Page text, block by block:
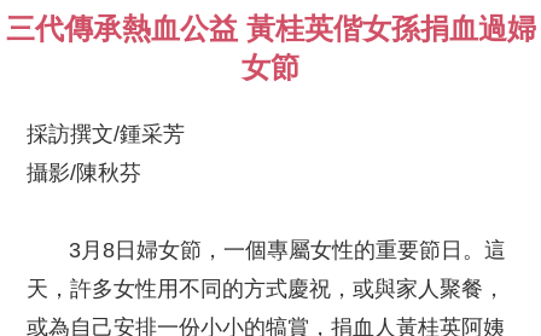
三代傳承熱血公益 黃桂英偕女孫捐血過婦
女節
採訪撰文/鍾采芳
攝影/陳秋芬
3月8日婦女節，一個專屬女性的重要節日。這
天，許多女性用不同的方式慶祝，或與家人聚餐，
或為自己安排一份小小的犒賞，捐血人黃桂英阿姨